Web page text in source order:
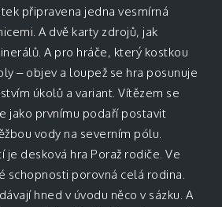
připravena jedna vesmírná
A dvě karty zdrojů, jak
A pro hráče, který kostkou
– objev a loupež se hra posunuje
úkolů a variant. Vítězem se
jako prvnímu podaří postavit
vody na severním pólu.
je desková hra Poraž rodiče. Ve
schopnosti porovná celá rodina.
hned v úvodu něco v sázku. A